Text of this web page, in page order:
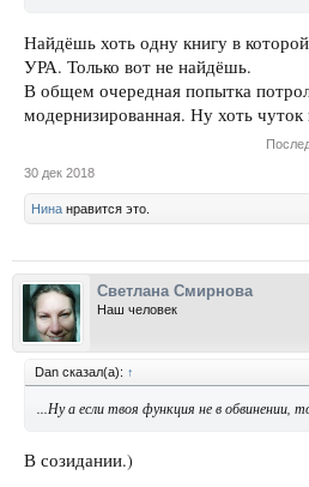
Найдёшь хоть одну книгу в
УРА. Только вот не найдёшь.
В общем очередная попытка
модернизированная. Ну хоть
30 дек 2018
Нина нравится это.
Светлана Смирнова
Наш человек
Dan сказал(а): ↑
...Ну а если твоя функция не в обвинении,
В созидании.)